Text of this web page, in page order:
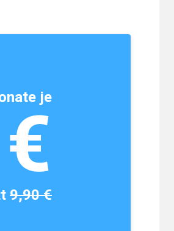
je
9,90 €